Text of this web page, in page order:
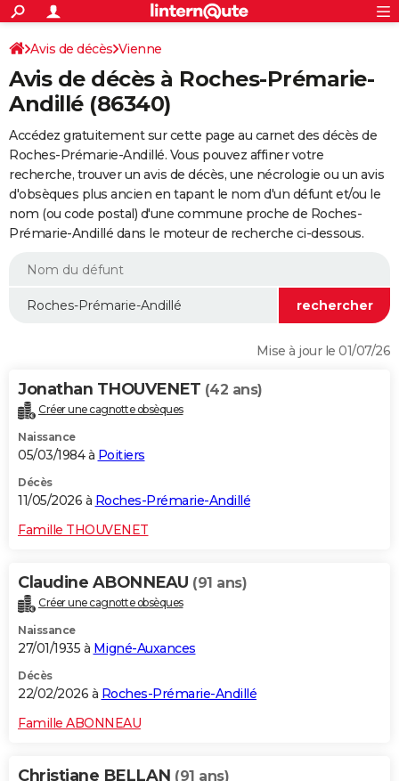
ACTUALITÉS
Politique
Société
Faits Divers
Education
Monde
Villes
+
SPORT
Coupe du monde 2026
Football
Tennis
Cyclisme
Rugby
Forum
CULTURE
FINANCE
Retraite
Impôts
Epargne
Immobilier
Risques naturels par ville
Banque
Assurance
Crédit
Essais
Réserver un essai
Citadines
Berlines
SUV
Forum auto
+
HIGH-TECH
Mobiles
Meilleur smartphone
Internet
Ordinateurs
Jeux vidéo
Guide high-tech
+
BRICOLAGE
Forum
Aménagement intérieur
Extérieur
Cuisine
Salle de bains
Jardinage
Rangement
WEEK-END
Guides de France
Escapades
Patrimoine
Expositions
Musées
Week-end nature
LIFESTYLE
Alimentation
Guide de la santé
Maladies
Médicaments
Sommeil
VOYAGE
Destinations
City break
Voyage nature
Voyage de noces
Forum
Climat
+PHOTO
GUIDES D'ACHAT
BONS PLANS
CARTE DE VOEUX
Dictionnaire
Biographies
Citations
Expressions
Proverbes
PROGRAMME TV
COPAINS D'AVANT
S'inscrire
Se connecter
Lycées
Collèges
Primaires
Universités
Entreprises
Service militaire
Avis de recherche
AVIS DE DÉCÈS
Avis de décès Vienne
Avis de décès à Roches-Prémarie-
Andillé (86340)
Accédez gratuitement sur cette page au carnet des décès de
Roches-Prémarie-Andillé. Vous pouvez affiner votre
recherche, trouver un avis de décès, une nécrologie ou un avis
d'obsèques plus ancien en tapant le nom d'un défunt et/ou le
nom (ou code postal) d'une commune proche de Roches-
Prémarie-Andillé dans le moteur de recherche ci-dessous.
Mise à jour le 01/07/26
Jonathan THOUVENET (42 ans)
Créer une cagnotte obsèques
Naissance
05/03/1984 à Poitiers
Décès
11/05/2026 à Roches-Prémarie-Andillé
Famille THOUVENET
Claudine ABONNEAU (91 ans)
Créer une cagnotte obsèques
Naissance
27/01/1935 à Migné-Auxances
Décès
22/02/2026 à Roches-Prémarie-Andillé
Famille ABONNEAU
Christiane BELLAN (91 ans)